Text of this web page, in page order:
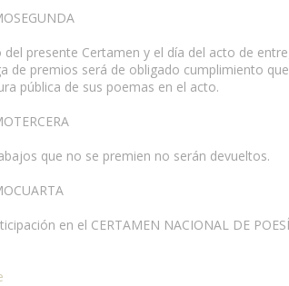
del presente Certamen y el día del acto de
de premios será de obligado cumplimiento
pública de sus poemas en el acto.
que no se premien no serán devueltos.
en el CERTAMEN NACIONAL DE